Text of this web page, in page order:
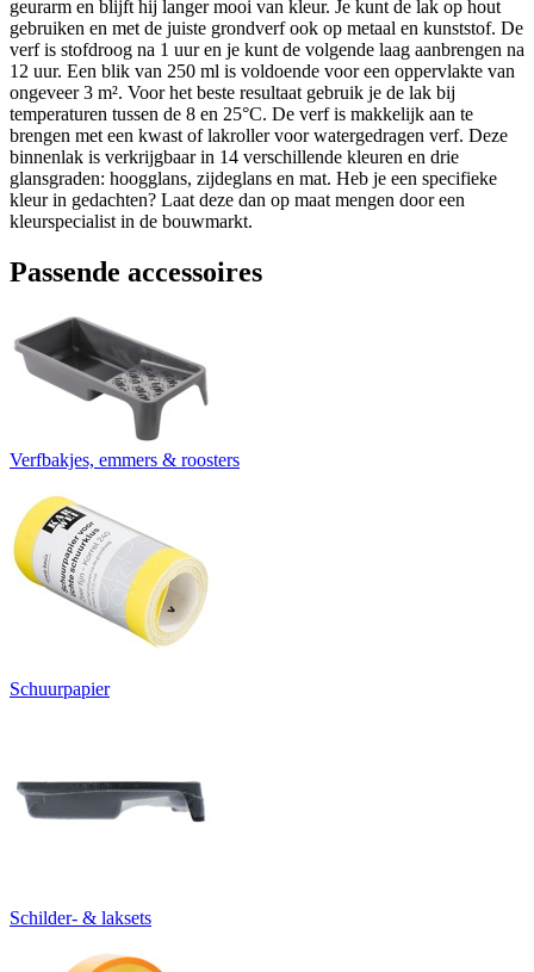
geurarm en blijft hij langer mooi van kleur. Je kunt de lak op hout
gebruiken en met de juiste grondverf ook op metaal en kunststof. De
verf is stofdroog na 1 uur en je kunt de volgende laag aanbrengen na
12 uur. Een blik van 250 ml is voldoende voor een oppervlakte van
ongeveer 3 m². Voor het beste resultaat gebruik je de lak bij
temperaturen tussen de 8 en 25°C. De verf is makkelijk aan te
brengen met een kwast of lakroller voor watergedragen verf. Deze
binnenlak is verkrijgbaar in 14 verschillende kleuren en drie
glansgraden: hoogglans, zijdeglans en mat. Heb je een specifieke
kleur in gedachten? Laat deze dan op maat mengen door een
kleurspecialist in de bouwmarkt.
Passende accessoires
Verfbakjes, emmers & roosters
Schuurpapier
Schilder- & laksets